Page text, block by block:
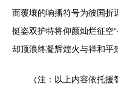
而覆壤的响播符号为彼国折
挺姿双护特将仰颜灿烂征
却顶浪终凝辉煌火与祥和平
（注：以上内容依托